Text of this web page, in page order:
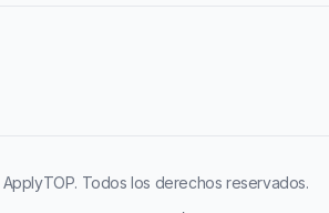
Todos los derechos reservados.